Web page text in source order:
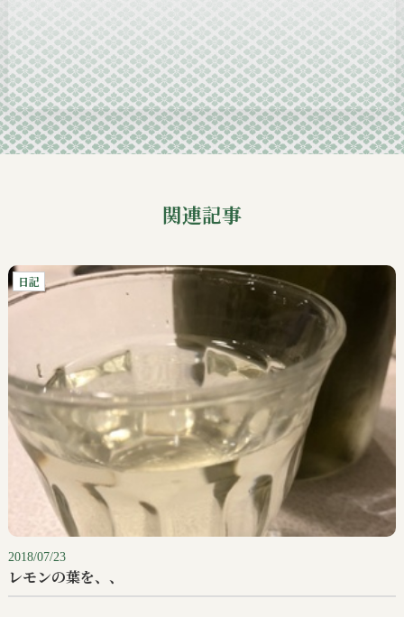
2024-10
2024-09
関連記事
日記
2018/07/23
レモンの葉を、、